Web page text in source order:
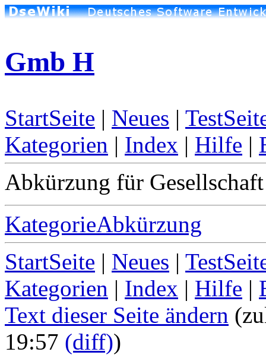
Gmb H
StartSeite | Neues |
Kategorien | Index | Hilfe |
Abkürzung für
KategorieAbkürzung
StartSeite | Neues |
Kategorien | Index | Hilfe |
Text dieser Seite ändern
19:57 (diff))